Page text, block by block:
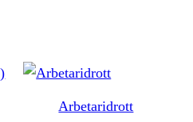
Arbetaridrott